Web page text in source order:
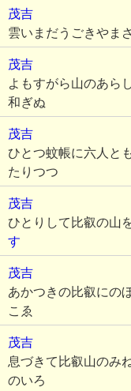
茂吉
雲いまだうごきやま
茂吉
よもすがら山のあら
和ぎぬ
茂吉
ひとつ蚊帳に六人と
たりつつ
茂吉
ひとりして比叡の山
す
茂吉
あかつきの比叡にの
こゑ
茂吉
息づきて比叡山のみ
のいろ